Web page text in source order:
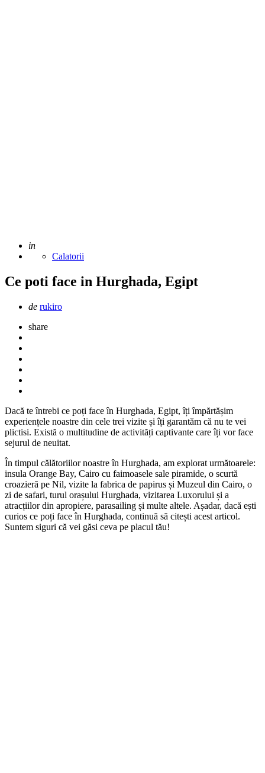
Adaugat
in
Calatorii
Ce poti face in Hurghada, Egipt
Scris
de rukiro
share
Dacă te întrebi ce poți face în Hurghada, Egipt, îți împărtășim
experiențele noastre din cele trei vizite și îți garantăm că nu te vei
plictisi. Există o multitudine de activități captivante care îți vor face
sejurul de neuitat.
În timpul călătoriilor noastre în Hurghada, am explorat următoarele:
insula Orange Bay, Cairo cu faimoasele sale piramide, o scurtă
croazieră pe Nil, vizite la fabrica de papirus și Muzeul din Cairo, o
zi de safari, turul orașului Hurghada, vizitarea Luxorului și a
atracțiilor din apropiere, parasailing și multe altele. Așadar, dacă ești
curios ce poți face în Hurghada, continuă să citești acest articol.
Suntem siguri că vei găsi ceva pe placul tău!